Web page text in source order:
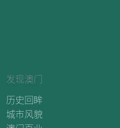
发现澳门
历史回眸
城市风貌